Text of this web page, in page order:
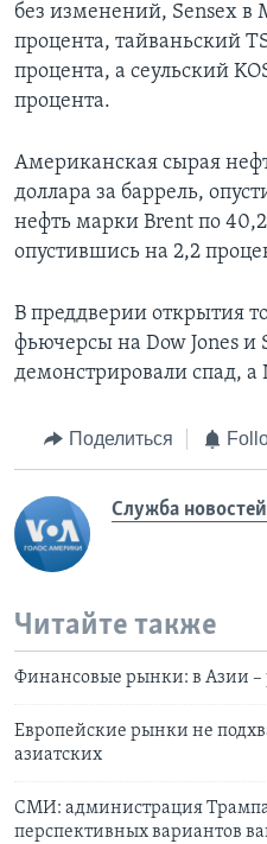
без изменений, Sensex в
процента, тайваньский
процента, а сеульский
процента.
Американская сырая
доллара за баррель,
нефть марки Brent по
опустившись на 2,2
В преддверии открытия
фьючерсы на Dow Jones и
демонстрировали спад, а
Поделиться
Служба
Читайте также
Финансовые рынки: в Азии –
Европейские рынки не
азиатских
СМИ: администрация Трампа
перспективных вариантов